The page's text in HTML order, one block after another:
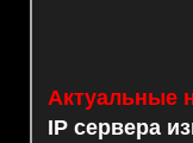
Актуальные
IP сервера